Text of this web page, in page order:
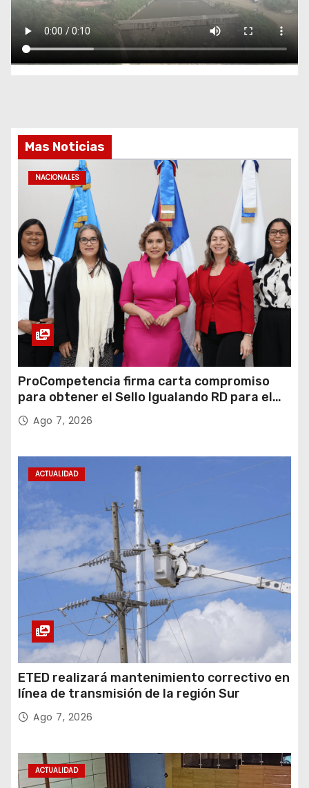
Mas Noticias
NACIONALES
ProCompetencia firma carta compromiso
para obtener el Sello Igualando RD para el
Sector Público
Ago 7, 2026
ACTUALIDAD
ETED realizará mantenimiento correctivo en
línea de transmisión de la región Sur
Ago 7, 2026
ACTUALIDAD